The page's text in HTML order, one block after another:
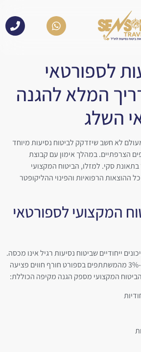
לספורטאי
המלא להגנה
השלג
לא חשב שיזדקק לביטוח נסיעות מיוחד
הצרפתיים. במהלך אימון עם קבוצת
סקי. למזלו, הביטוח המקצועי
ההוצאות הרפואיות והפינוי ההליקופטר
המקצועי לספורטאי
ייחודיים שביטוח נסיעות רגיל אינו מכסה.
הסטטיסטיקות מראות שכ-3% מהמשתתפים בספורט חורף חווים פציעה
המקצועי מספק הגנה מקיפה הכוללת: